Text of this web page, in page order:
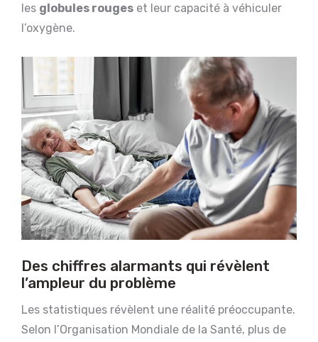
les globules rouges et leur capacité à véhiculer
l’oxygène.
Des chiffres alarmants qui révèlent
l’ampleur du problème
Les statistiques révèlent une réalité préoccupante.
Selon l’Organisation Mondiale de la Santé, plus de